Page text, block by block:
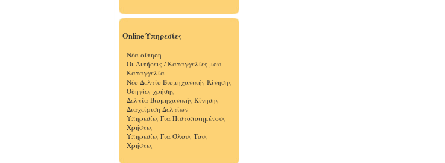
Online Υπηρεσίες
Νέα αίτηση
Οι Αιτήσεις / Καταγγελίες μου
Καταγγελία
Νέο Δελτίο Βιομηχανικής Κίνησης
Οδηγίες χρήσης
Δελτία Βιομηχανικής Κίνησης
Διαχείριση Δελτίων
Υπηρεσίες Για Πιστοποιημένους
Χρήστες
Υπηρεσίες Για Όλους Τους
Χρήστες